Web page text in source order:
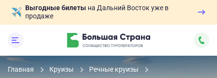
Выгодные билеты на Дальний Восток уже в
продаже
Главная Круизы
Речные круизы